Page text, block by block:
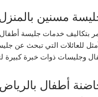
مسنين
بتكاليف خدمات جليسة
للعائلات التي تبحث عن
وجليسات ذوات خبرة كبيرة
أطفال بالرياض